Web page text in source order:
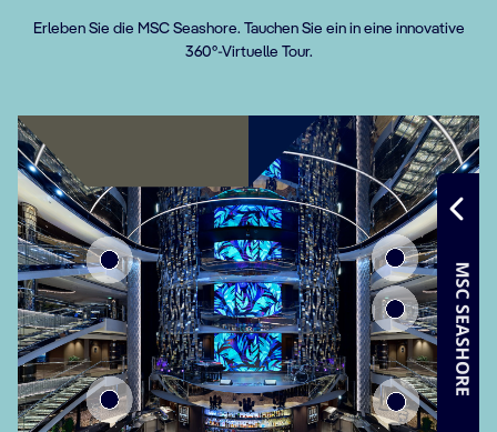
Erleben Sie die MSC Seashore. Tauchen Sie ein in eine innovative
360°-Virtuelle Tour.